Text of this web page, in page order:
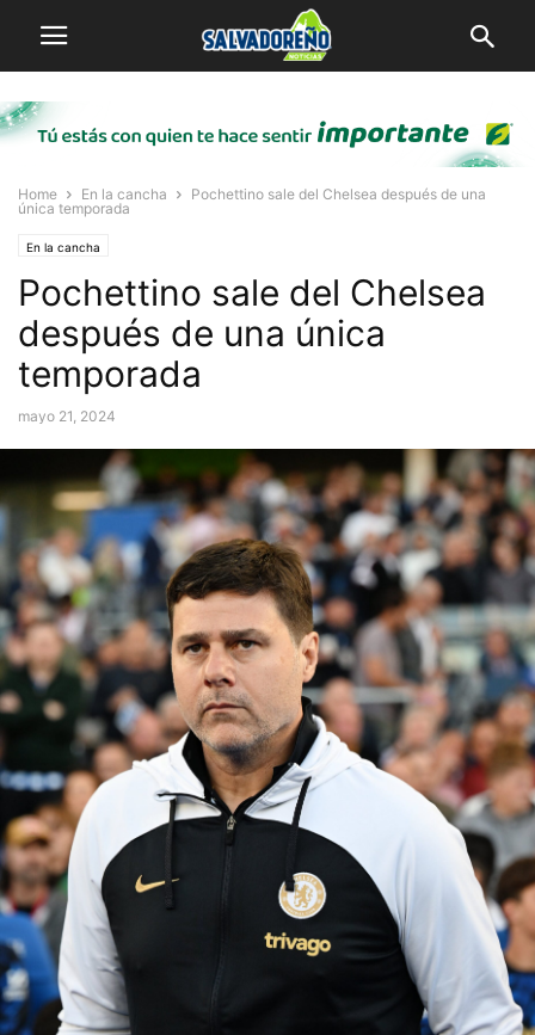
Home En la cancha
Pochettino sale del Chelsea después de una
única temporada
En la cancha
Pochettino sale del Chelsea
después de una única
temporada
mayo 21, 2024